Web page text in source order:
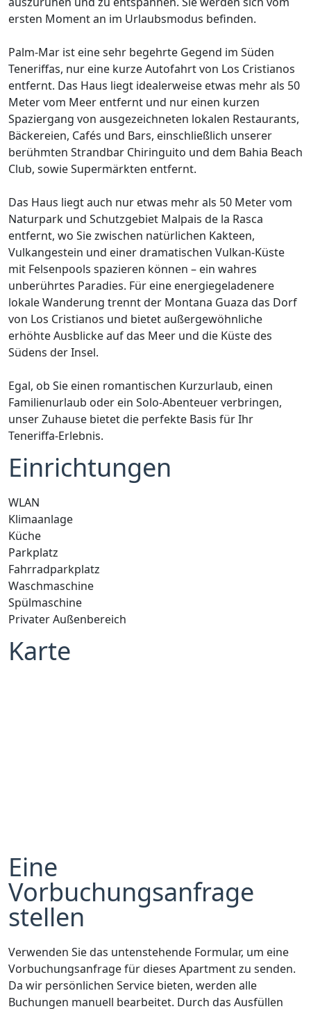
ersten Moment an im Urlaubsmodus befinden.
Palm-Mar ist eine sehr begehrte Gegend im Süden
Teneriffas, nur eine kurze Autofahrt von Los Cristianos
entfernt. Das Haus liegt idealerweise etwas mehr als 50
Meter vom Meer entfernt und nur einen kurzen
Spaziergang von ausgezeichneten lokalen Restaurants,
Bäckereien, Cafés und Bars, einschließlich unserer
berühmten Strandbar Chiringuito und dem Bahia Beach
Club, sowie Supermärkten entfernt.
Das Haus liegt auch nur etwas mehr als 50 Meter vom
Naturpark und Schutzgebiet Malpais de la Rasca
entfernt, wo Sie zwischen natürlichen Kakteen,
Vulkangestein und einer dramatischen Vulkan-Küste
mit Felsenpools spazieren können – ein wahres
unberührtes Paradies. Für eine energiegeladenere
lokale Wanderung trennt der Montana Guaza das Dorf
von Los Cristianos und bietet außergewöhnliche
erhöhte Ausblicke auf das Meer und die Küste des
Südens der Insel.
Egal, ob Sie einen romantischen Kurzurlaub, einen
Familienurlaub oder ein Solo-Abenteuer verbringen,
unser Zuhause bietet die perfekte Basis für Ihr
Teneriffa-Erlebnis.
Einrichtungen
WLAN
Klimaanlage
Küche
Parkplatz
Fahrradparkplatz
Waschmaschine
Spülmaschine
Privater Außenbereich
Karte
Eine
Vorbuchungsanfrage
stellen
Verwenden Sie das untenstehende Formular, um eine
Vorbuchungsanfrage für dieses Apartment zu senden.
Da wir persönlichen Service bieten, werden alle
Buchungen manuell bearbeitet. Durch das Ausfüllen